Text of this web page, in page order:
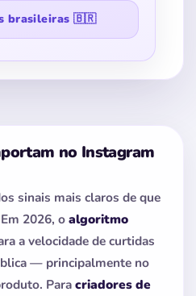
brasileiras 🇧🇷
no Instagram
sinais mais claros de que
2026, oalgoritmo
a velocidade de curtidas
— principalmente no
Paracriadores de